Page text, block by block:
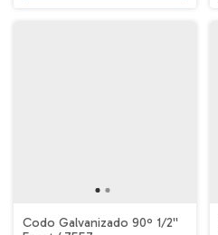
Codo Galvanizado 90º 1/2''